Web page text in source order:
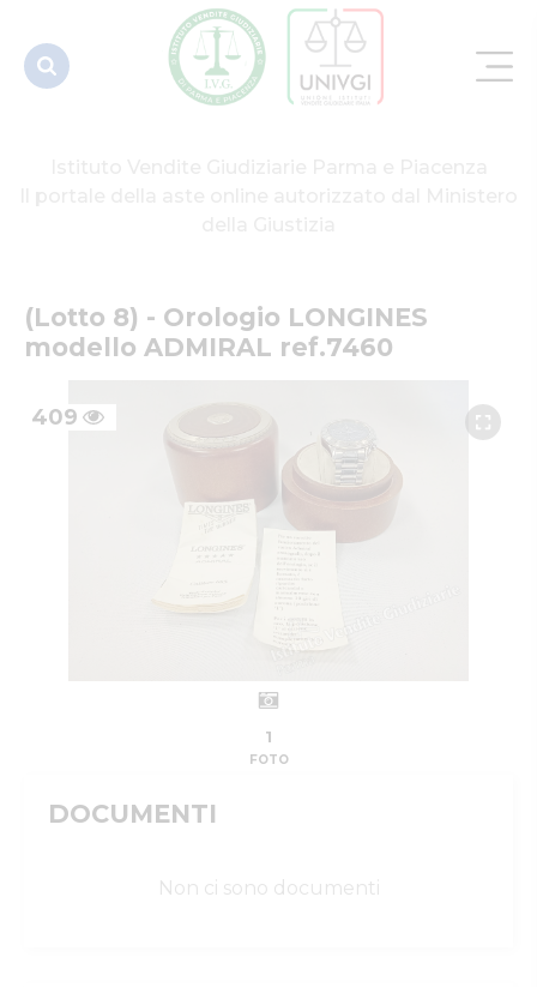
(Lotto 8) - Orologio LONGINES
modello ADMIRAL ref.7460
409
1
FOTO
DOCUMENTI
Non ci sono documenti